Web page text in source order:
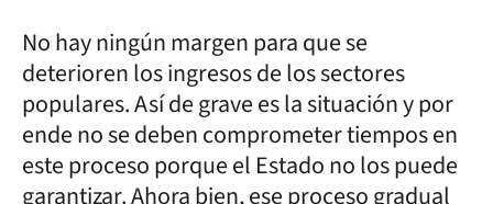
No hay ningún margen para que se
deterioren los ingresos de los sectores
populares. Así de grave es la situación y por
ende no se deben comprometer tiempos en
este proceso porque el Estado no los puede
garantizar. Ahora bien, ese proceso gradual